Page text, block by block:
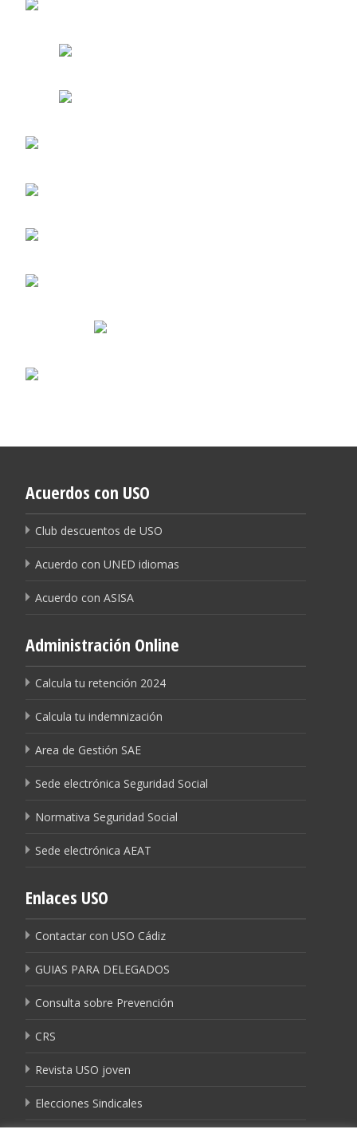
Acuerdos con USO
Club descuentos de USO
Acuerdo con UNED idiomas
Acuerdo con ASISA
Administración Online
Calcula tu retención 2024
Calcula tu indemnización
Area de Gestión SAE
Sede electrónica Seguridad Social
Normativa Seguridad Social
Sede electrónica AEAT
Enlaces USO
Contactar con USO Cádiz
GUIAS PARA DELEGADOS
Consulta sobre Prevención
CRS
Revista USO joven
Elecciones Sindicales